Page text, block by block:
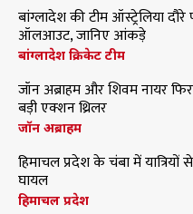
बांग्लादेश की टीम ऑस्ट्रेलिया
ऑलआउट, जानिए आंकड़े
बांग्लादेश क्रिकेट टीम
जॉन अब्राहम और शिवम नायर
बड़ी एक्शन थ्रिलर
जॉन अब्राहम
हिमाचल प्रदेश के चंबा में
घायल
हिमाचल प्रदेश